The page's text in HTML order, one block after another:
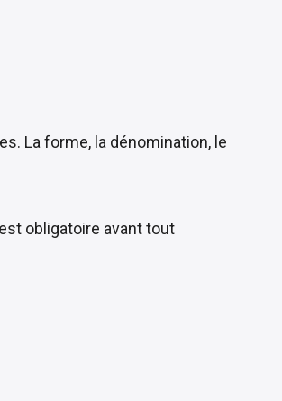
La forme, la dénomination, le
obligatoire avant tout